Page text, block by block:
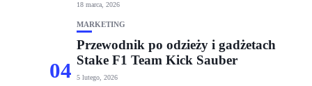
18 marca, 2026
04
MARKETING
Przewodnik po odzieży i gadżetach
Stake F1 Team Kick Sauber
5 lutego, 2026